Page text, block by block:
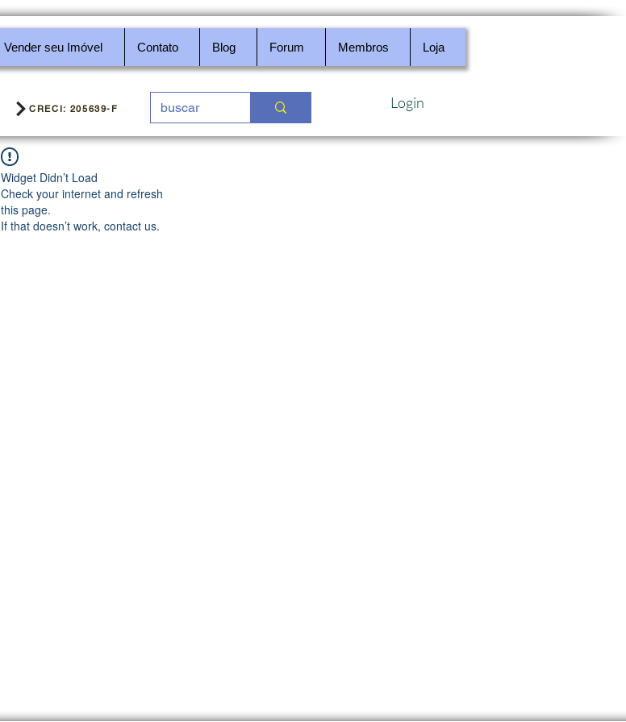
Vender seu Imóvel Contato Blog Forum Membros Loja
CRECI: 205639-F Login
Widget Didn’t Load
Check your internet and refresh
this page.
If that doesn’t work, contact us.